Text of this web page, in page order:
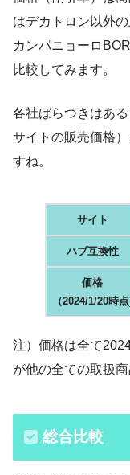
はデカトロン以外
カンパニョーロ
比較してみます。
各社ばらつきはあ
サイトの販売価格
すね。
サイト
ハブ互換性
価格
（2024/1/20時
注）価格は全て
が他の全ての取扱
総合比較